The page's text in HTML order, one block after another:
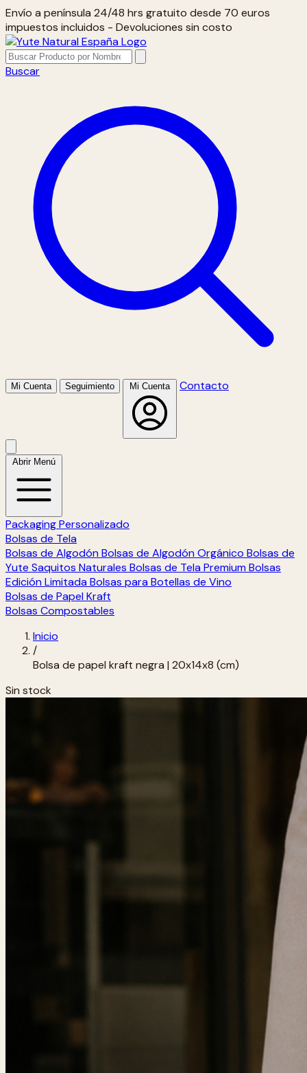
Envío a península 24/48 hrs gratuito desde 70 euros
impuestos incluidos - Devoluciones sin costo
Buscar
Mi Cuenta Seguimiento Mi Cuenta Contacto
Abrir Menú
Packaging Personalizado
Bolsas de Tela
Bolsas de Algodón Bolsas de Algodón Orgánico Bolsas de
Yute Saquitos Naturales Bolsas de Tela Premium Bolsas
Edición Limitada Bolsas para Botellas de Vino
Bolsas de Papel Kraft
Bolsas Compostables
Inicio
/
Bolsa de papel kraft negra | 20x14x8 (cm)
Sin stock